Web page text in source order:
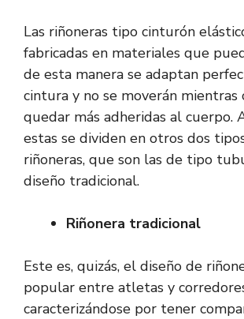
Las riñoneras tipo cinturón
fabricadas en materiales que
de esta manera se adaptan
cintura y no se moverán mientras
quedar más adheridas al cuerpo.
estas se dividen en otros dos
riñoneras, que son las de tipo
diseño tradicional.
Riñonera tradicional
Este es, quizás, el diseño de
popular entre atletas y
caracterizándose por tener